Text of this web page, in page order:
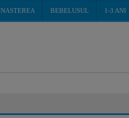
NASTEREA BEBELUSUL 1-3 ANI